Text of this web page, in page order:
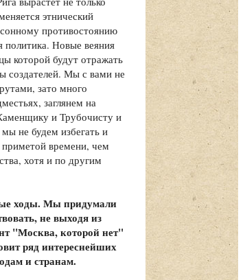
этнический
противостоянию
политика. Новые веяния
которой будут отражать
создателей. Мы с вами не
зато много
заглянем на
и Трубочисту и
не будем избегать и
времени, чем
хотя и по другим
ходы. Мы придумали
не выходя из
"Москва, которой нет"
ряд интереснейших
и странам.